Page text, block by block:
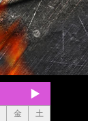
金 土